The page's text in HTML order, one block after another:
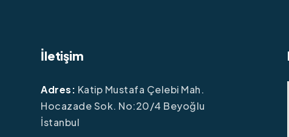
İletişim
Adres: Katip Mustafa Çelebi Mah.
Hocazade Sok. No:20/4 Beyoğlu
İstanbul